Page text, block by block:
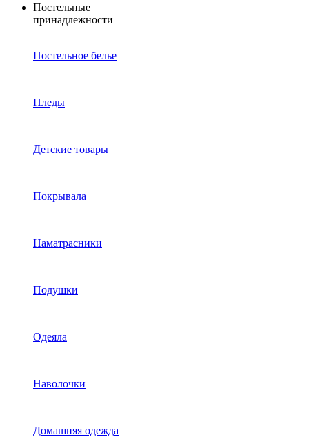
Постельные
принадлежности
Постельное белье
Пледы
Детские товары
Покрывала
Наматрасники
Подушки
Одеяла
Наволочки
Домашняя одежда